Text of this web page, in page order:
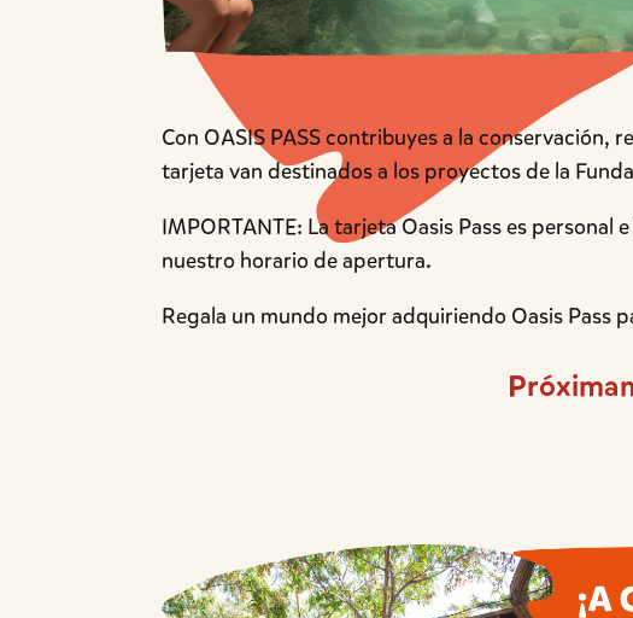
Con OASIS PASS contribuyes a la
tarjeta van destinados a los proyectos de la
IMPORTANTE: La tarjeta Oasis Pass es
nuestro horario de apertura.
Regala un mundo mejor adquiriendo Oasis Pass